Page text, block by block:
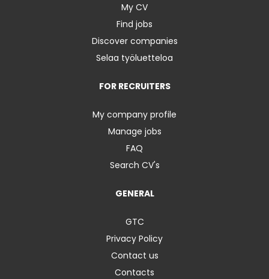
My CV
Find jobs
Discover companies
Selaa työluetteloa
FOR RECRUITERS
My company profile
Manage jobs
FAQ
Search CV's
GENERAL
GTC
Privacy Policy
Contact us
Contacts